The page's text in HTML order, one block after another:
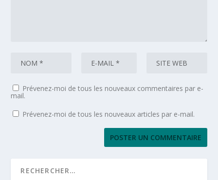
Prévenez-moi de tous les nouveaux commentaires par e-
mail.
Prévenez-moi de tous les nouveaux articles par e-mail.